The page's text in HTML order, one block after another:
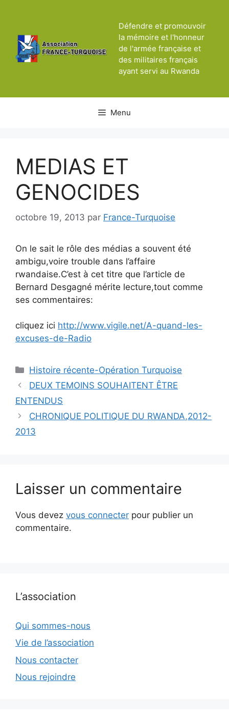
Défendre et promouvoir
la mémoire et l'honneur
de l'armée française et
des militaires français
ayant servi au Rwanda
Menu
MEDIAS ET
GENOCIDES
octobre 19, 2013 par France-Turquoise
On le sait le rôle des médias a souvent été
ambigu,voire trouble dans l’affaire
rwandaise.C’est à cet titre que l’article de
Bernard Desgagné mérite lecture,tout comme
ses commentaires:
cliquez ici http://www.vigile.net/A-quand-les-
excuses-de-Radio
Catégories
Histoire récente-Opération Turquoise
DEUX TEMOINS SOUHAITENT ÊTRE
ENTENDUS
CHRONIQUE POLITIQUE DU RWANDA,2012-
2013
Laisser un commentaire
Vous devez vous connecter pour publier un
commentaire.
L’association
Qui sommes-nous
Vie de l’association
Nous contacter
Nous rejoindre